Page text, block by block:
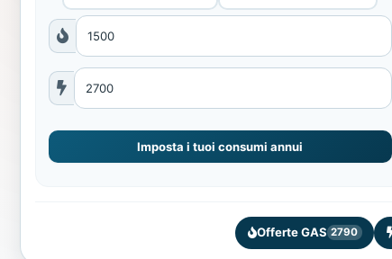
Imposta i tuoi consumi annui
Offerte GAS 2790